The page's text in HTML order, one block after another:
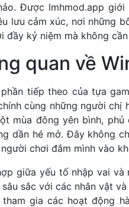
Được lmhmod.app giới
lưu cảm xúc, nơi những
đầy kỷ niệm mà không
quan về
tiếp theo của tựa
cùng những người chị
mùa đông yên bình,
dần hé mở. Đây không
chơi đắm mình vào
giữa yếu tố nhập vai
sắc với các nhân vật
gia các hoạt động